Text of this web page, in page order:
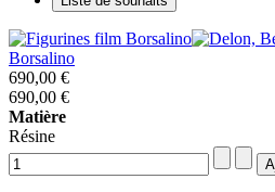
Borsalino
690,00 €
690,00 €
Matière
Résine